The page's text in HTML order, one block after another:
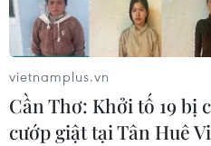
vietnamplus.vn
Cần Thơ: Khởi tố 19 bị
cướp giật tại Tân Huê